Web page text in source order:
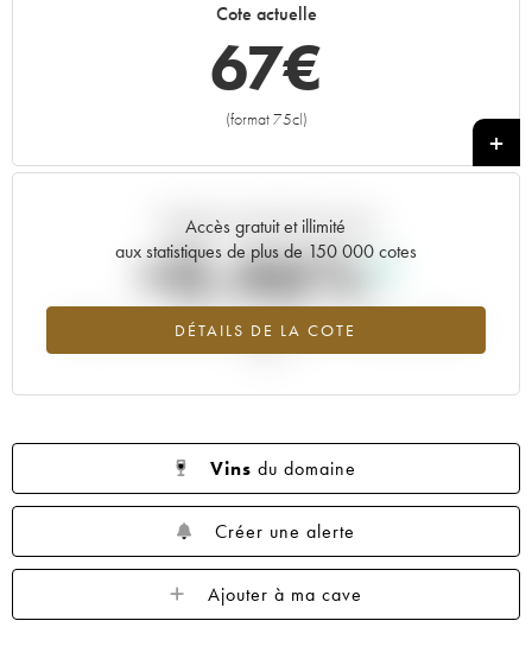
Cote actuelle
67€
(format 75cl)
+
Accès gratuit et illimité
aux statistiques de plus de 150 000 cotes
DÉTAILS DE LA COTE
Tendance actuelle de la cote
+0.46%
Tendance à la hausse du millésime 2006 en 2026 par rapport à
Vins du domaine
Créer une alerte
Ajouter à ma cave